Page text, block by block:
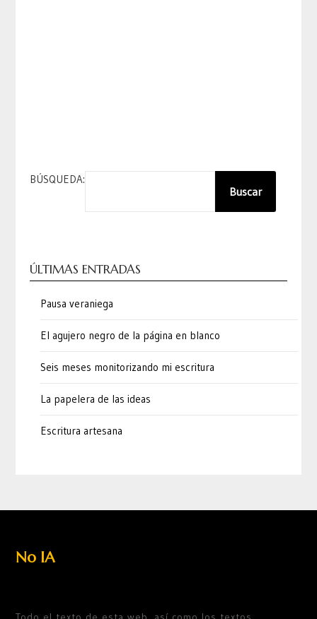
BÚSQUEDA:
Buscar
ÚLTIMAS ENTRADAS
Pausa veraniega
El agujero negro de la página en blanco
Seis meses monitorizando mi escritura
La papelera de las ideas
Escritura artesana
No IA